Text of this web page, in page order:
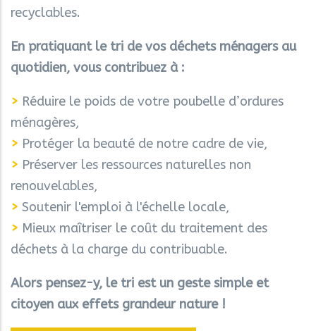
recyclables.
En pratiquant le tri de vos déchets ménagers au
quotidien, vous contribuez à :
> Réduire le poids de votre poubelle d’ordures
ménagères,
> Protéger la beauté de notre cadre de vie,
> Préserver les ressources naturelles non
renouvelables,
> Soutenir l'emploi à l'échelle locale,
> Mieux maîtriser le coût du traitement des
déchets à la charge du contribuable.
Alors pensez-y, le tri est un geste simple et
citoyen aux effets grandeur nature !